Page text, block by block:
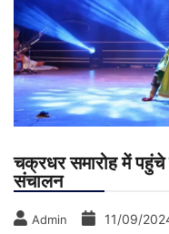
चक्रधर समारोह में पहुंचे
संचालन
Admin 11/09/